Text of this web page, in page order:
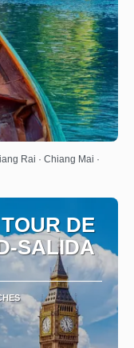
Rai · Chiang Mai ·
DE
SALIDA